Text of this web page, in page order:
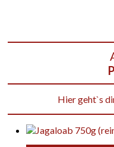
Hier geht`s